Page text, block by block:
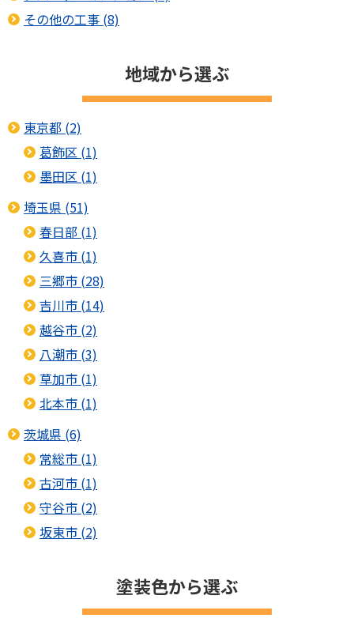
その他の工事 (8)
地域から選ぶ
東京都 (2)
葛飾区 (1)
墨田区 (1)
埼玉県 (51)
春日部 (1)
久喜市 (1)
三郷市 (28)
吉川市 (14)
越谷市 (2)
八潮市 (3)
草加市 (1)
北本市 (1)
茨城県 (6)
常総市 (1)
古河市 (1)
守谷市 (2)
坂東市 (2)
塗装色から選ぶ